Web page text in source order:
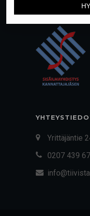
Yrittäjäntie
0207 439